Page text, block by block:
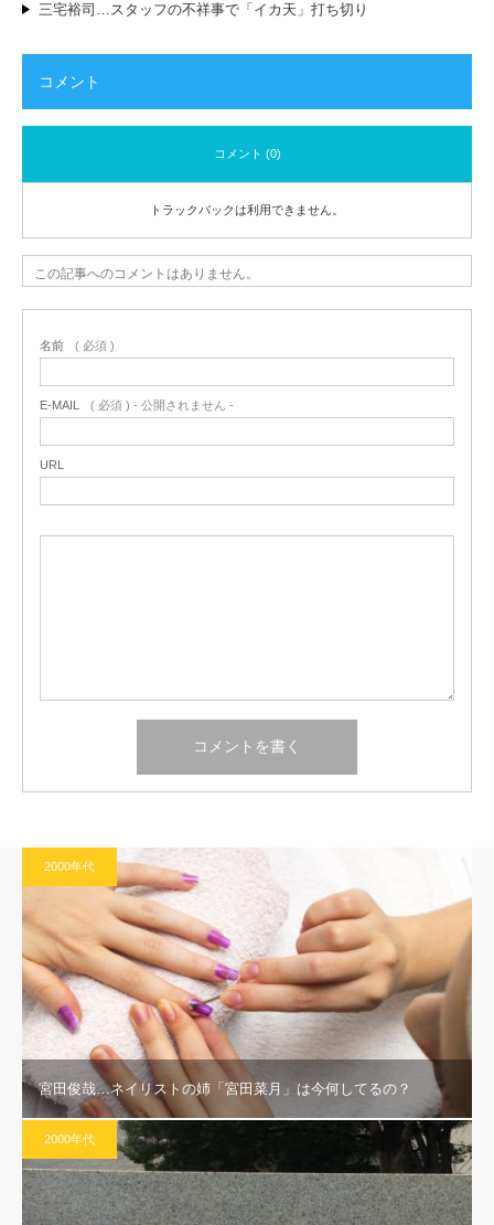
三宅裕司…スタッフの不祥事で「イカ天」打ち切り
コメント
コメント (0)
トラックバックは利用できません。
この記事へのコメントはありません。
名前 ( 必須 )
E-MAIL ( 必須 ) - 公開されません -
URL
2000年代
宮田俊哉…ネイリストの姉「宮田菜月」は今何してるの？
2000年代